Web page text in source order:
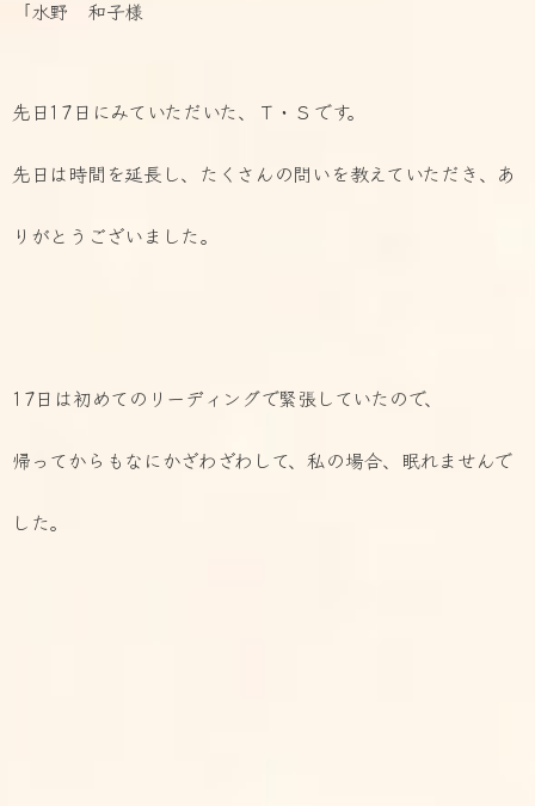
「水野 和子様
先日17日にみていただいた、Ｔ・Ｓです。
先日は時間を延長し、たくさんの問いを教えていただき、 あ
りがとうございました。
17日は初めてのリーディングで緊張していたので、
帰ってからもなにかざわざわして、私の場合、眠れませんで
した。